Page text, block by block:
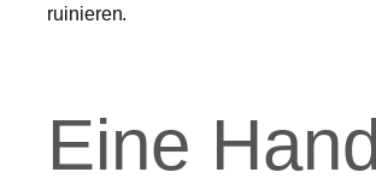
ruinieren.
Eine